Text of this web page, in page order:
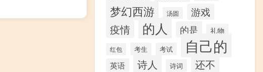
梦幻西游 汤圆 游戏
疫情 的人 的是 礼物
红包 考生 考试 自己的
英语 诗人 诗词 还不